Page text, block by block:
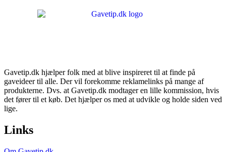
Gavetip.dk hjælper folk med at blive inspireret til at finde på
gaveideer til alle. Der vil forekomme reklamelinks på mange af
produkterne. Dvs. at Gavetip.dk modtager en lille kommission, hvis
det fører til et køb. Det hjælper os med at udvikle og holde siden ved
lige.
Links